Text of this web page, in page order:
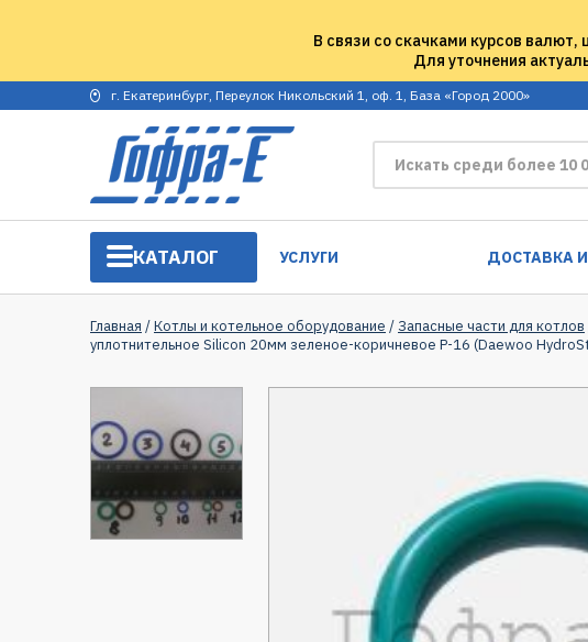
В связи со скачками курсов
Для уточнения
г. Екатеринбург, Переулок Никольский 1, оф. 1, База «Город 2000»
КАТАЛОГ УСЛУГИ ДОСТАВКА
Главная /Котлы и котельное оборудование /Запасные части для котлов
уплотнительное Silicon 20мм зеленое-коричневое Р-16 (Daewoo